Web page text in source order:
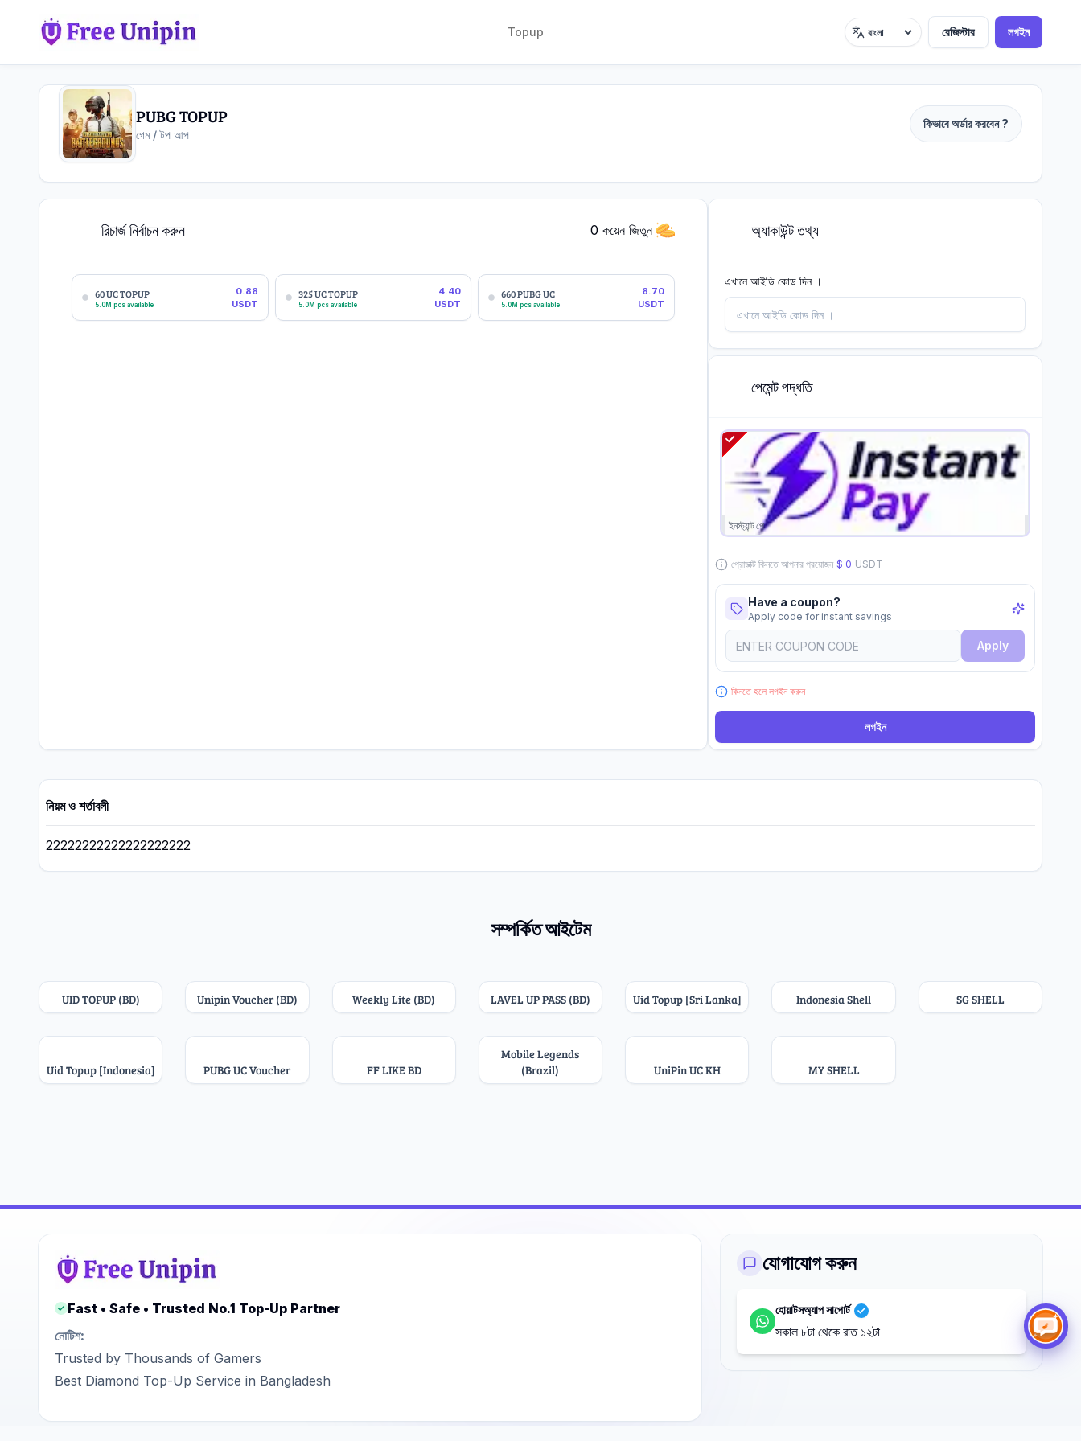
Topup ভাষা রেজিস্টার লগইন
PUBG TOPUP
গেম / টপ আপ
কিভাবে অর্ডার করবেন ?
রিচার্জ নির্বাচন করুন 0 কয়েন জিতুন
60 UC TOPUP
5.0M pcs available
0.88
USDT
325 UC TOPUP
5.0M pcs available
4.40
USDT
660 PUBG UC
5.0M pcs available
8.70
USDT
অ্যাকাউন্ট তথ্য
এখানে আইডি কোড দিন ।
পেমেন্ট পদ্ধতি
L
ইনস্ট্যান্ট পে
প্রোডাক্ট কিনতে আপনার প্রয়োজন $ 0 USDT
Have a coupon?
Apply code for instant savings
Apply
কিনতে হলে লগইন করুন
লগইন
নিয়ম ও শর্তাবলী
22222222222222222222
সম্পর্কিত আইটেম
UID TOPUP (BD) Unipin Voucher (BD) Weekly Lite (BD) LAVEL UP PASS (BD) Uid Topup [Sri Lanka] Indonesia Shell SG SHELL
Uid Topup [Indonesia] PUBG UC Voucher FF LIKE BD
Mobile Legends
(Brazil)
UniPin UC KH MY SHELL
Fast • Safe • Trusted No.1 Top-Up Partner
নোটিশ:
Trusted by Thousands of Gamers
Best Diamond Top-Up Service in Bangladesh
যোগাযোগ করুন
হোয়াটসঅ্যাপ সাপোর্ট
সকাল ৮টা থেকে রাত ১২টা